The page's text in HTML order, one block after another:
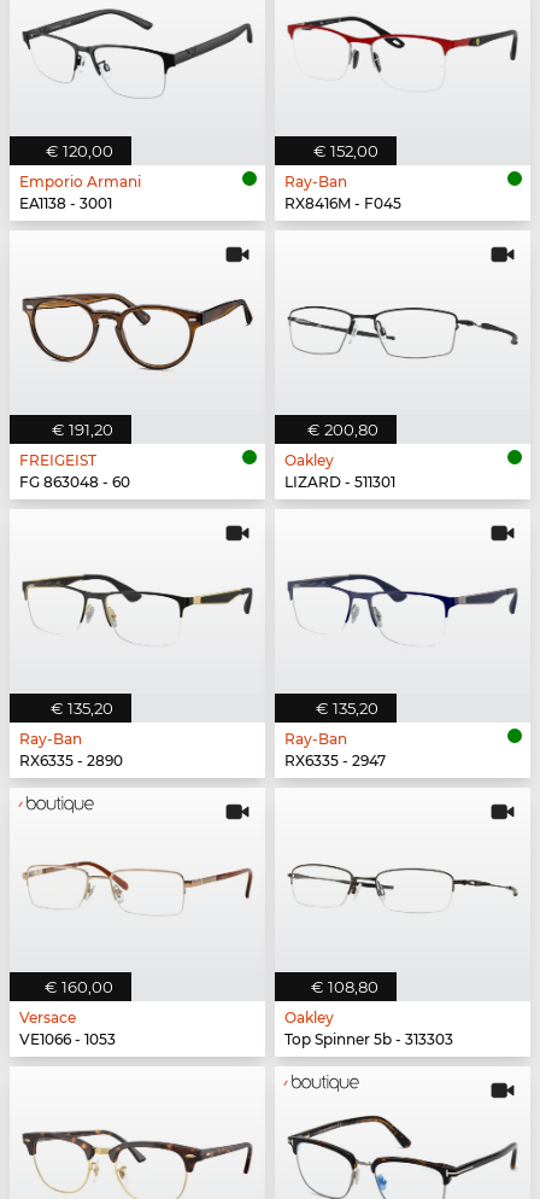
€ 120,00
Emporio Armani
EA1138 - 3001
€ 152,00
Ray-Ban
RX8416M - F045
€ 191,20
FREIGEIST
FG 863048 - 60
€ 200,80
Oakley
LIZARD - 511301
€ 135,20
Ray-Ban
RX6335 - 2890
€ 135,20
Ray-Ban
RX6335 - 2947
€ 160,00
Versace
VE1066 - 1053
€ 108,80
Oakley
Top Spinner 5b - 313303